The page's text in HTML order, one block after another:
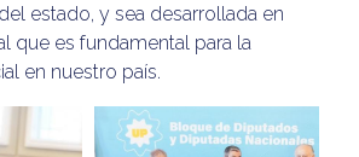
estado, y sea desarrollada en
que es fundamental para la
en nuestro país.